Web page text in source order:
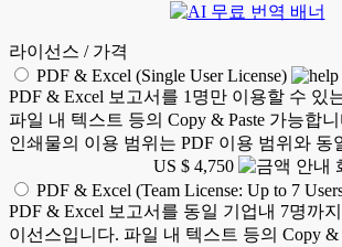
라이선스 / 가격
PDF & Excel (Single User License)
PDF & Excel 보고서를 1명만 이용할 수 있
파일 내 텍스트 등의 Copy & Paste 가능합
인쇄물의 이용 범위는 PDF 이용 범위와 동
US $ 4,750
PDF & Excel (Team License: Up to 7
PDF & Excel 보고서를 동일 기업내 7명까
이선스입니다. 파일 내 텍스트 등의 Copy &